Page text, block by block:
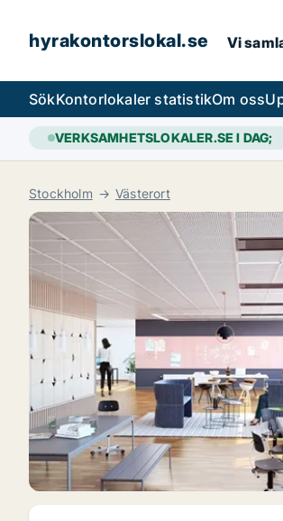
hyrakontorslokal.se Vi
SökKontorlokaler statistikOm oss
VERKSAMHETSLOKALER.SE I DAG;
Stockholm Västerort